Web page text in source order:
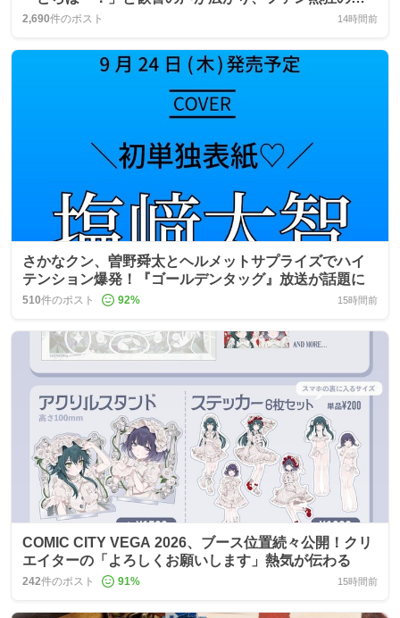
が巻き起こる
2,690件のポスト 14時間前
さかなクン、曽野舜太とヘルメットサプライズでハイ
テンション爆発！『ゴールデンタッグ』放送が話題に
510件のポスト 92% 15時間前
COMIC CITY VEGA 2026、ブース位置続々公開！クリ
エイターの「よろしくお願いします」熱気が伝わる
242件のポスト 91% 15時間前